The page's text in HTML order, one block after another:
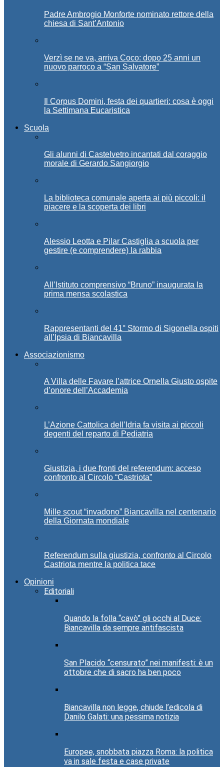
Padre Ambrogio Monforte nominato rettore della
chiesa di Sant’Antonio
Verzì se ne va, arriva Coco: dopo 25 anni un
nuovo parroco a “San Salvatore”
Il Corpus Domini, festa dei quartieri: cosa è oggi
la Settimana Eucaristica
Scuola
Gli alunni di Castelvetro incantati dal coraggio
morale di Gerardo Sangiorgio
La biblioteca comunale aperta ai più piccoli: il
piacere e la scoperta dei libri
Alessio Leotta e Pilar Castiglia a scuola per
gestire (e comprendere) la rabbia
All’Istituto comprensivo “Bruno” inaugurata la
prima mensa scolastica
Rappresentanti del 41° Stormo di Sigonella ospiti
all’Ipsia di Biancavilla
Associazionismo
A Villa delle Favare l’attrice Ornella Giusto ospite
d’onore dell’Accademia
L’Azione Cattolica dell’Idria fa visita ai piccoli
degenti del reparto di Pediatria
Giustizia, i due fronti del referendum: acceso
confronto al Circolo “Castriota”
Mille scout “invadono” Biancavilla nel centenario
della Giornata mondiale
Referendum sulla giustizia, confronto al Circolo
Castriota mentre la politica tace
Opinioni
Editoriali
Quando la folla “cavò” gli occhi al Duce:
Biancavilla da sempre antifascista
San Placido “censurato” nei manifesti: è un
ottobre che di sacro ha ben poco
Biancavilla non legge, chiude l’edicola di
Danilo Galati: una pessima notizia
Europee, snobbata piazza Roma: la politica
va in sale festa e case private